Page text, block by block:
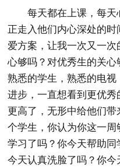
每天都在上课，每
正走入他们内心深处的
爱方案，让我一次又一
心够吗？对优秀生的关心
熟悉的学生，熟悉的电
进步，一直想看到更优
更高了，无形中给他们
个学生，你认为你这一
学习了吗？你今天帮助
今天认真洗脸了吗？你